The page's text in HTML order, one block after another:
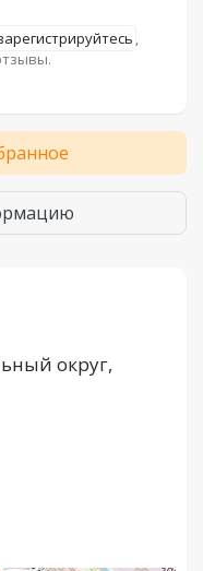
,
округ,